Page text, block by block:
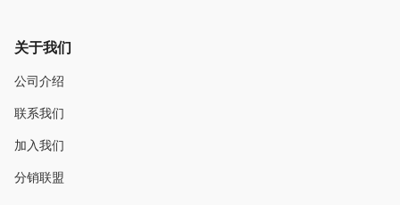
关于我们
公司介绍
联系我们
加入我们
分销联盟